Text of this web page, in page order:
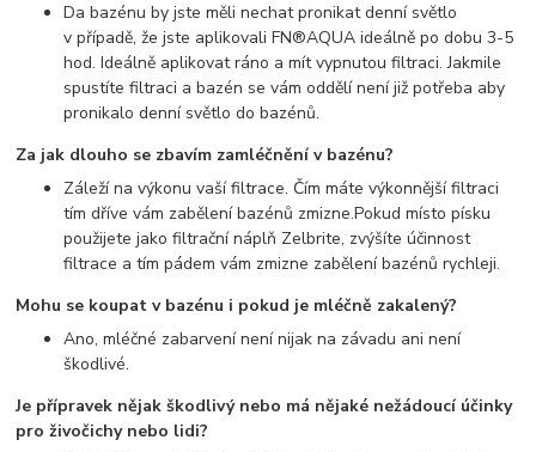
Da bazénu by jste měli nechat pronikat denní světlo
v případě, že jste aplikovali FN®AQUA ideálně po dobu 3-5
hod. Ideálně aplikovat ráno a mít vypnutou filtraci. Jakmile
spustíte filtraci a bazén se vám oddělí není již potřeba aby
pronikalo denní světlo do bazénů.
Za jak dlouho se zbavím zamléčnění v bazénu?
Záleží na výkonu vaší filtrace. Čím máte výkonnější filtraci
tím dříve vám zabělení bazénů zmizne.Pokud místo písku
použijete jako filtrační náplň Zelbrite, zvýšíte účinnost
filtrace a tím pádem vám zmizne zabělení bazénů rychleji.
Mohu se koupat v bazénu i pokud je mléčně zakalený?
Ano, mléčné zabarvení není nijak na závadu ani není
škodlivé.
Je přípravek nějak škodlivý nebo má nějaké nežádoucí účinky
pro živočichy nebo lidi?